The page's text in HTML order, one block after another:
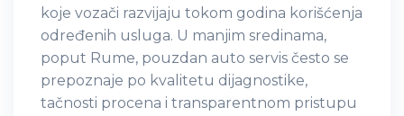
koje vozači razvijaju tokom godina korišćenja
određenih usluga. U manjim sredinama,
poput Rume, pouzdan auto servis često se
prepoznaje po kvalitetu dijagnostike,
tačnosti procena i transparentnom pristupu